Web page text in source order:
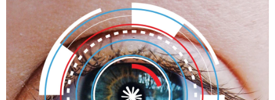
ја повлечете без негативни последици.